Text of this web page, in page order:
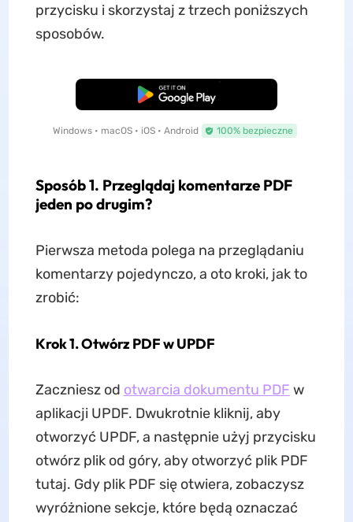
przycisku i skorzystaj z trzech poniższych
sposobów.
Pobierz za darmo
Windows • macOS • iOS • Android 100% bezpieczne
Sposób 1. Przeglądaj komentarze PDF
jeden po drugim?
Pierwsza metoda polega na przeglądaniu
komentarzy pojedynczo, a oto kroki, jak to
zrobić:
Krok 1. Otwórz PDF w UPDF
Zaczniesz od otwarcia dokumentu PDF w
aplikacji UPDF. Dwukrotnie kliknij, aby
otworzyć UPDF, a następnie użyj przycisku
otwórz plik od góry, aby otworzyć plik PDF
tutaj. Gdy plik PDF się otwiera, zobaczysz
wyróżnione sekcje, które będą oznaczać